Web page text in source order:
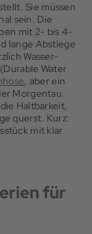
Sie müssen
sein. Die
mit 2- bis 4-
lange Abstiege
Wasser-
Water
, aber ein
Morgentau.
Haltbarkeit,
querst. Kurz:
mit klar
für